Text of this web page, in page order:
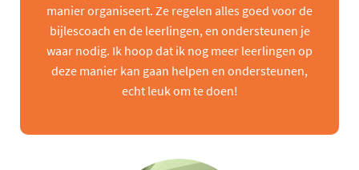
manier organiseert. Ze regelen alles goed voor de
bijlescoach en de leerlingen, en ondersteunen je
waar nodig. Ik hoop dat ik nog meer leerlingen op
deze manier kan gaan helpen en ondersteunen,
echt leuk om te doen!